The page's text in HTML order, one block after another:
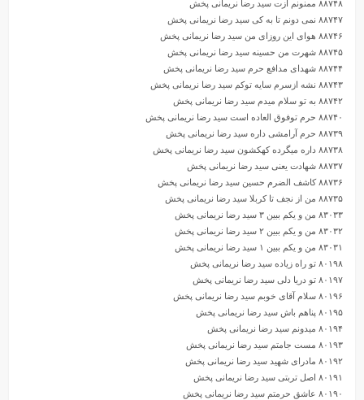
۸۸۷۴۸ ممنونم ازت سید رضا نریمانی پخش
۸۸۷۴۷ نمی دونم تا به کی سید رضا نریمانی پخش
۸۸۷۴۶ هوای این روزای من سید رضا نریمانی پخش
۸۸۷۴۵ شهرت من حسینه سید رضا نریمانی پخش
۸۸۷۴۴ شهدای مدافع حرم سید رضا نریمانی پخش
۸۸۷۴۳ نشه ازسرم سایه توکم سید رضا نریمانی پخش
۸۸۷۴۲ به تو سلام میدم سید رضا نریمانی پخش
۸۸۷۴۰ حرم توفوق العاده است سید رضا نریمانی پخش
۸۸۷۳۹ حرم آرامشی داره سید رضا نریمانی پخش
۸۸۷۳۸ داره میگرده کهکشون سید رضا نریمانی پخش
۸۸۷۳۷ شهادت یعنی سید رضا نریمانی پخش
۸۸۷۳۶ کاشف الضرم حسین سید رضا نریمانی پخش
۸۸۷۳۵ من از نجف تا کربلا سید رضا نریمانی پخش
۸۳۰۳۳ من و یکم ببین ۳ سید رضا نریمانی پخش
۸۳۰۳۲ من و یکم ببین ۲ سید رضا نریمانی پخش
۸۳۰۳۱ من و یکم ببین ۱ سید رضا نریمانی پخش
۸۰۱۹۸ تو راه زیاده سید رضا نریمانی پخش
۸۰۱۹۷ تو دریا دلی سید رضا نریمانی پخش
۸۰۱۹۶ سلام آقای خوبم سید رضا نریمانی پخش
۸۰۱۹۵ پناهم باش سید رضا نریمانی پخش
۸۰۱۹۴ میدونم سید رضا نریمانی پخش
۸۰۱۹۳ مست جامتم سید رضا نریمانی پخش
۸۰۱۹۲ مادرای شهید سید رضا نریمانی پخش
۸۰۱۹۱ اصل تربتی سید رضا نریمانی پخش
۸۰۱۹۰ عاشق حرمتم سید رضا نریمانی پخش